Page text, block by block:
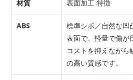
材質 表面加工 特徴
ABS
標準シボ／自然な凹
表面で、軽量で傷が
コストを抑えながら
の高い質感です。